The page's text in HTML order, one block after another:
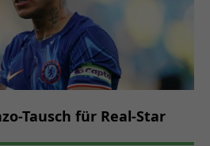
Tausch für Real-Star